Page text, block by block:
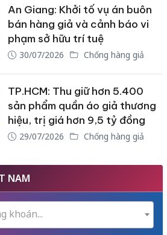
An Giang: Khởi tố vụ án buôn
bán hàng giả và cảnh báo vi
phạm sở hữu trí tuệ
30/07/2026 Chống hàng giả
TP.HCM: Thu giữ hơn 5.400
sản phẩm quần áo giả thương
hiệu, trị giá hơn 9,5 tỷ đồng
29/07/2026 Chống hàng giả
NAM
khoán...